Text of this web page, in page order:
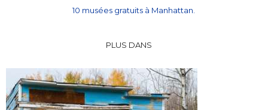
10 musées gratuits à Manhattan.
PLUS DANS